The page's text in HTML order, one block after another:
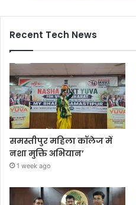
Recent Tech News
समस्तीपुर महिला कॉलेज में
नशा मुक्ति अभियान’
1 week ago